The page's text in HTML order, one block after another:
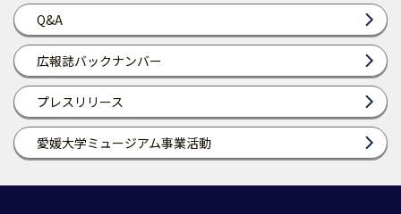
Q&A
広報誌バックナンバー
プレスリリース
愛媛大学ミュージアム事業活動